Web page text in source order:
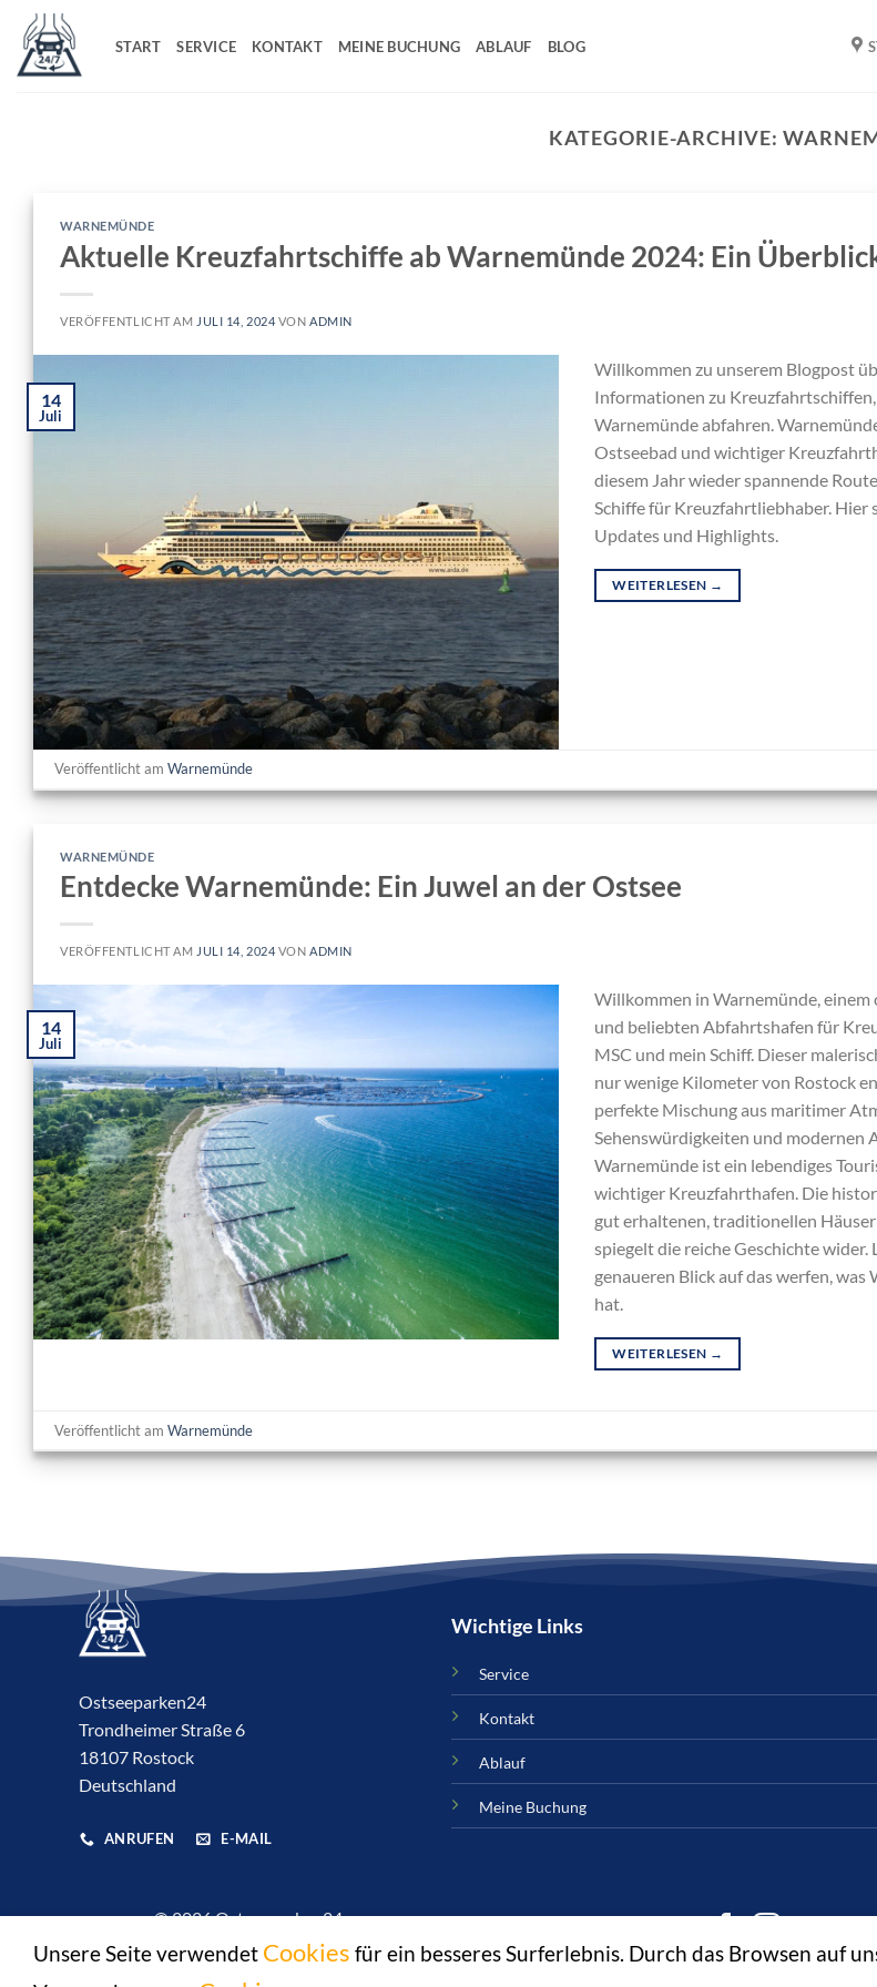
Inhalt
springen
START SERVICE KONTAKT MEINE BUCHUNG ABLAUF BLOG
KATEGORIE-ARCHIVE:
WARNEMÜNDE
Aktuelle Kreuzfahrtschiffe ab Warnemünde 2024: Ein
VERÖFFENTLICHT AM JULI 14, 2024 VONADMIN
14
Juli
Willkommen zu unserem Blogpost
Informationen zu
Warnemünde abfahren.
Ostseebad und wichtiger
diesem Jahr wieder spannende
Schiffe für Kreuzfahrtliebhaber. Hier
Updates und Highlights.
WEITERLESEN →
Veröffentlicht amWarnemünde
WARNEMÜNDE
Entdecke Warnemünde: Ein Juwel an der Ostsee
VERÖFFENTLICHT AM JULI 14, 2024 VONADMIN
14
Juli
Willkommen in Warnemünde,
und beliebten Abfahrtshafen für
MSC und mein Schiff. Dieser
nur wenige Kilometer von Rostock
perfekte Mischung aus maritimer
Sehenswürdigkeiten und modernen
Warnemünde ist ein lebendiges
wichtiger Kreuzfahrthafen. Die
gut erhaltenen, traditionellen
spiegelt die reiche Geschichte wider.
genaueren Blick auf das werfen, was
hat.
WEITERLESEN →
Veröffentlicht amWarnemünde
Ostseeparken24
Trondheimer Straße 6
18107 Rostock
Deutschland
ANRUFEN E-MAIL
Wichtige Links
Service
Kontakt
Ablauf
Meine Buchung
© 2026 Ostseeparken24
Unsere Seite verwendet Cookies für ein besseres Surferlebnis. Durch das Browsen auf